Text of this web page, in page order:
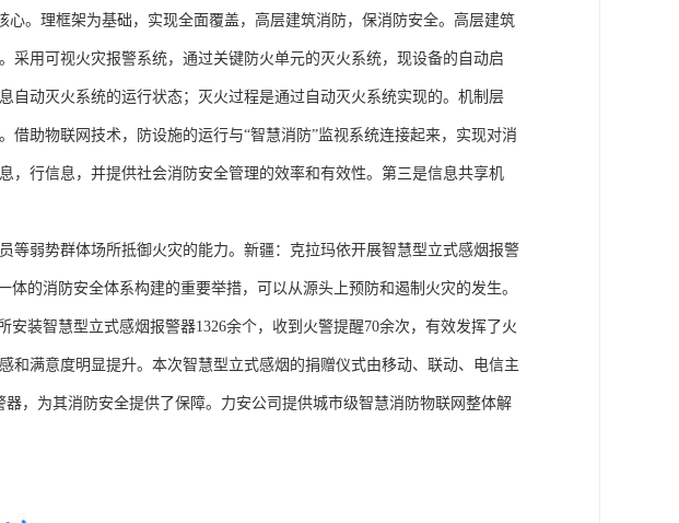
心。理框架为基础，实现全面覆盖，高层建筑消防，保消防安全。高层建筑
采用可视火灾报警系统，通过关键防火单元的灭火系统，现设备的自动启
自动灭火系统的运行状态；灭火过程是通过自动灭火系统实现的。机制层
借助物联网技术，防设施的运行与“智慧消防”监视系统连接起来，实现对消
，行信息，并提供社会消防安全管理的效率和有效性。第三是信息共享机
等弱势群体场所抵御火灾的能力。新疆：克拉玛依开展智慧型立式感烟报警
的消防安全体系构建的重要举措，可以从源头上预防和遏制火灾的发生。
装智慧型立式感烟报警器1326余个，收到火警提醒70余次，有效发挥了火
和满意度明显提升。本次智慧型立式感烟的捐赠仪式由移动、联动、电信主
，为其消防安全提供了保障。力安公司提供城市级智慧消防物联网整体解